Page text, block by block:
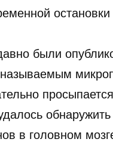
были
в головном